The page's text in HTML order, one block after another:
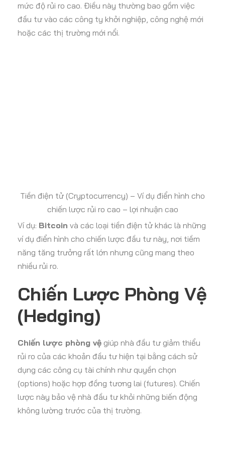
mức độ rủi ro cao. Điều này thường bao gồm việc
đầu tư vào các công ty khởi nghiệp, công nghệ mới
hoặc các thị trường mới nổi.
Tiền điện tử (Cryptocurrency) – Ví dụ điển hình cho
chiến lược rủi ro cao – lợi nhuận cao
Ví dụ: Bitcoin và các loại tiền điện tử khác là những
ví dụ điển hình cho chiến lược đầu tư này, nơi tiềm
năng tăng trưởng rất lớn nhưng cũng mang theo
nhiều rủi ro.
Chiến Lược Phòng Vệ
(Hedging)
Chiến lược phòng vệ giúp nhà đầu tư giảm thiểu
rủi ro của các khoản đầu tư hiện tại bằng cách sử
dụng các công cụ tài chính như quyền chọn
(options) hoặc hợp đồng tương lai (futures). Chiến
lược này bảo vệ nhà đầu tư khỏi những biến động
không lường trước của thị trường.